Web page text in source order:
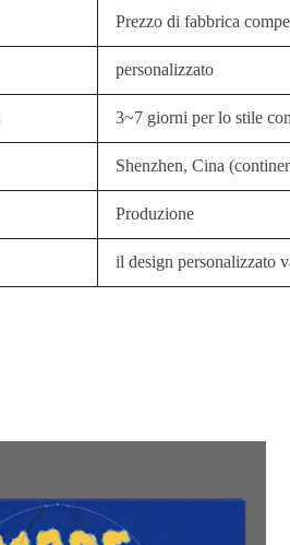
Prezzo di fabbrica
personalizzato
3~7 giorni per lo stile
Shenzhen, Cina
Produzione
il design personalizzato